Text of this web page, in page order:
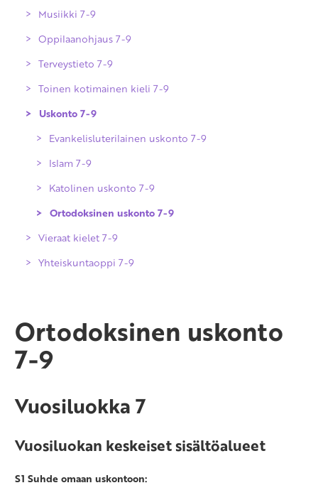
Katolinen uskonto 3-6
Ortodoksinen uskonto 3-6
Espanja, A2-oppimäärä 4-6
Ranska, A2-oppimäärä 4-6
Saksa, A2-oppimäärä 4-6
Ympäristöoppi 3-6
Musiikki 7-9
Oppilaanohjaus 7-9
Terveystieto 7-9
Toinen kotimainen kieli 7-9
Uskonto 7-9
Evankelisluterilainen uskonto 7-9
Islam 7-9
Katolinen uskonto 7-9
Ortodoksinen uskonto 7-9
Vieraat kielet 7-9
Englanti A1-oppimäärä
Ranska A2-oppimäärä
Ranska B2-oppimäärä
Saksa B2-oppimäärä
Yhteiskuntaoppi 7-9
Ortodoksinen uskonto
7-9
Vuosiluokka 7
Vuosiluokan keskeiset sisältöalueet
S1 Suhde omaan uskontoon: